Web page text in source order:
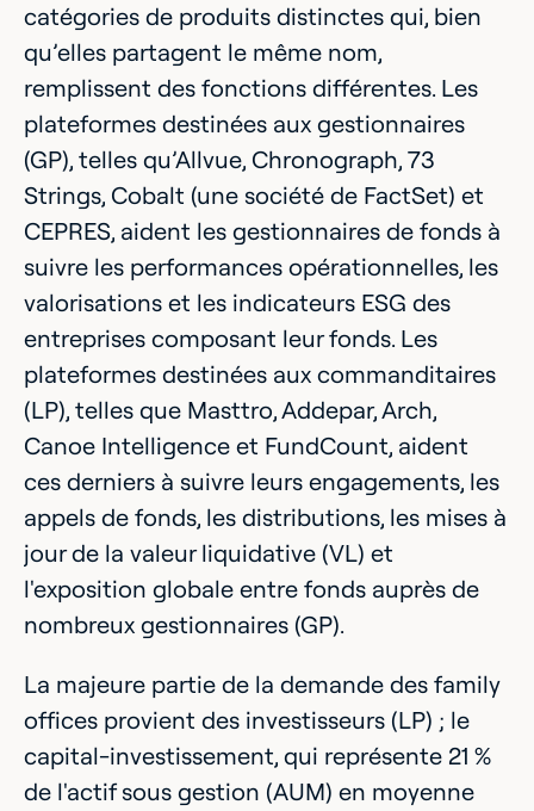
catégories de produits distinctes qui, bien
qu’elles partagent le même nom,
remplissent des fonctions différentes. Les
plateformes destinées aux gestionnaires
(GP), telles qu’Allvue, Chronograph, 73
Strings, Cobalt (une société de FactSet) et
CEPRES, aident les gestionnaires de fonds à
suivre les performances opérationnelles, les
valorisations et les indicateurs ESG des
entreprises composant leur fonds. Les
plateformes destinées aux commanditaires
(LP), telles que Masttro, Addepar, Arch,
Canoe Intelligence et FundCount, aident
ces derniers à suivre leurs engagements, les
appels de fonds, les distributions, les mises à
jour de la valeur liquidative (VL) et
l'exposition globale entre fonds auprès de
nombreux gestionnaires (GP).
La majeure partie de la demande des family
offices provient des investisseurs (LP) ; le
capital-investissement, qui représente 21 %
de l'actif sous gestion (AUM) en moyenne